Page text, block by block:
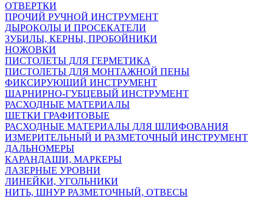
ОТВЕРТКИ
ПРОЧИЙ РУЧНОЙ ИНСТРУМЕНТ
ДЫРОКОЛЫ И ПРОСЕКАТЕЛИ
ЗУБИЛЫ, КЕРНЫ, ПРОБОЙНИКИ
НОЖОВКИ
ПИСТОЛЕТЫ ДЛЯ ГЕРМЕТИКА
ПИСТОЛЕТЫ ДЛЯ МОНТАЖНОЙ ПЕНЫ
ФИКСИРУЮЩИЙ ИНСТРУМЕНТ
ШАРНИРНО-ГУБЦЕВЫЙ ИНСТРУМЕНТ
РАСХОДНЫЕ МАТЕРИАЛЫ
ЩЕТКИ ГРАФИТОВЫЕ
РАСХОДНЫЕ МАТЕРИАЛЫ ДЛЯ ШЛИФОВАНИЯ
ИЗМЕРИТЕЛЬНЫЙ И РАЗМЕТОЧНЫЙ ИНСТРУМЕНТ
ДАЛЬНОМЕРЫ
КАРАНДАШИ, МАРКЕРЫ
ЛАЗЕРНЫЕ УРОВНИ
ЛИНЕЙКИ, УГОЛЬНИКИ
НИТЬ, ШНУР РАЗМЕТОЧНЫЙ, ОТВЕСЫ